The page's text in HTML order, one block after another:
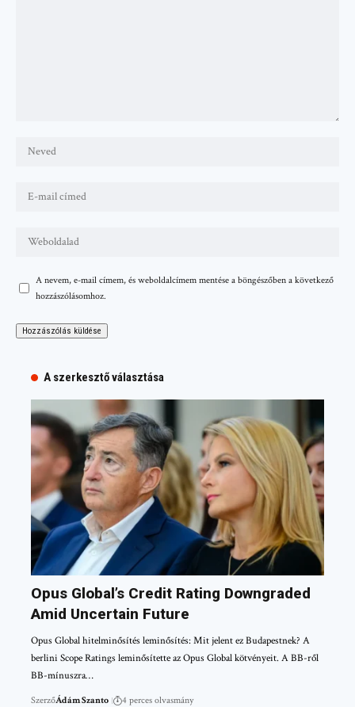
A nevem, e-mail címem, és weboldalcímem mentése a böngészőben a következő
hozzászólásomhoz.
A szerkesztő választása
Opus Global’s Credit Rating Downgraded
Amid Uncertain Future
Opus Global hitelminősítés leminősítés: Mit jelent ez Budapestnek? A
berlini Scope Ratings leminősítette az Opus Global kötvényeit. A BB-ről
BB-mínuszra…
SzerzőÁdám Szanto 4 perces olvasmány